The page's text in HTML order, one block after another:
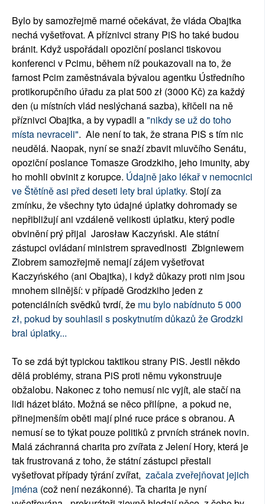
Bylo by samozřejmě marné očekávat, že vláda Obajtka
nechá vyšetřovat. A příznivci strany PiS ho také budou
bránit. Když uspořádali opoziční poslanci tiskovou
konferenci v Pcimu, během níž poukazovali na to, že
farnost Pcim zaměstnávala bývalou agentku Ústředního
protikorupčního úřadu za plat 500 zł (3000 Kč) za každý
den (u místních vlád neslýchaná sazba), křičeli na ně
příznivci Obajtka, a by vypadli a"nikdy se už do toho
místa nevraceli". Ale není to tak, že strana PiS s tím nic
neudělá. Naopak, nyní se snaží zbavit mluvčího Senátu,
opoziční poslance Tomasze Grodzkiho, jeho imunity, aby
ho mohli obvinit z korupce. Údajně jako lékař v nemocnici
ve Štětíně asi před deseti lety bral úplatky. Stojí za
zmínku, že všechny tyto údajné úplatky dohromady se
nepřibližují ani vzdáleně velikosti úplatku, který podle
obvinění prý přijal Jarosław Kaczyński. Ale státní
zástupci ovládaní ministrem spravedlnosti Zbigniewem
Ziobrem samozřejmě nemají zájem vyšetřovat
Kaczyńského (ani Obajtka), i když důkazy proti nim jsou
mnohem silnější: v případě Grodzkiho jeden z
potenciálních svědků tvrdí, že mu bylo nabídnuto 5 000
zł, pokud by souhlasil s poskytnutím důkazů že Grodzki
bral úplatky...
To se zdá být typickou taktikou strany PiS. Jestli někdo
dělá problémy, strana PiS proti němu vykonstruuje
obžalobu. Nakonec z toho nemusí nic vyjít, ale stačí na
lidi házet bláto. Možná se něco přilípne, a pokud ne,
přinejmenším oběti mají plné ruce práce s obranou. A
nemusí se to týkat pouze politiků z prvních stránek novin.
Malá záchranná charita pro zvířata z Jelení Hory, která je
tak frustrovaná z toho, že státní zástupci přestali
vyšetřovat případy týrání zvířat, začala zveřejňovat jejich
jména (což není nezákonné). Ta charita je nyní